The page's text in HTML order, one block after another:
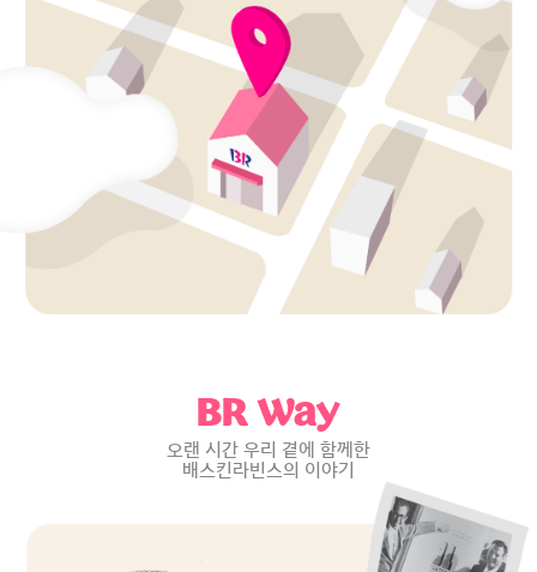
BR Way
오랜 시간 우리 곁에 함께한
배스킨라빈스의 이야기